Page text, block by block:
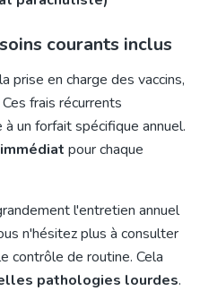
courants inclus
prise en charge des vaccins,
frais récurrents
un forfait spécifique annuel.
pour chaque
l'entretien annuel
n'hésitez plus à consulter
contrôle de routine. Cela
pathologies lourdes.